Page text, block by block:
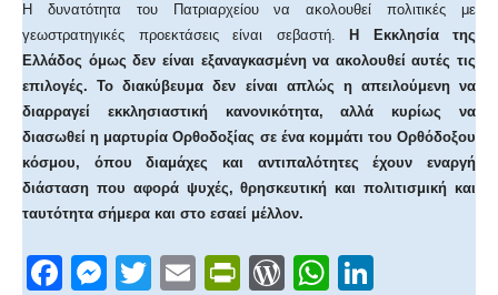
Η δυνατότητα του Πατριαρχείου να ακολουθεί πολιτικές με
γεωστρατηγικές προεκτάσεις είναι σεβαστή.
Η Εκκλησία της
Ελλάδος όμως δεν είναι εξαναγκασμένη να ακολουθεί αυτές τις
επιλογές. Το διακύβευμα δεν είναι απλώς η απειλούμενη να
διαρραγεί εκκλησιαστική κανονικότητα, αλλά κυρίως
να
διασωθεί η μαρτυρία Ορθοδοξίας σε ένα κομμάτι του Ορθόδοξου
κόσμου, όπου διαμάχες και αντιπαλότητες έχουν εναργή
διάσταση που αφορά ψυχές, θρησκευτική και πολιτισμική και
ταυτότητα σήμερα και στο εσαεί μέλλον.
F
M
T
E
Pr W
W